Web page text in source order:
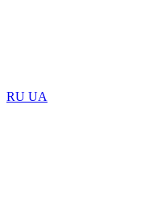
RU UA